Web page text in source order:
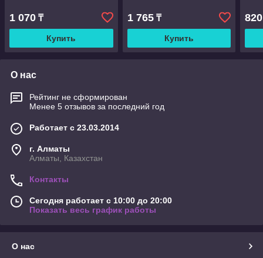
1 070 ₸
Купить
1 765₸
Купить
820
О нас
Рейтинг не сформирован
Менее 5 отзывов за последний год
Работает с 23.03.2014
г. Алматы
Алматы, Казахстан
Контакты
Сегодня работает с 10:00 до 20:00
Показать весь график работы
О нас